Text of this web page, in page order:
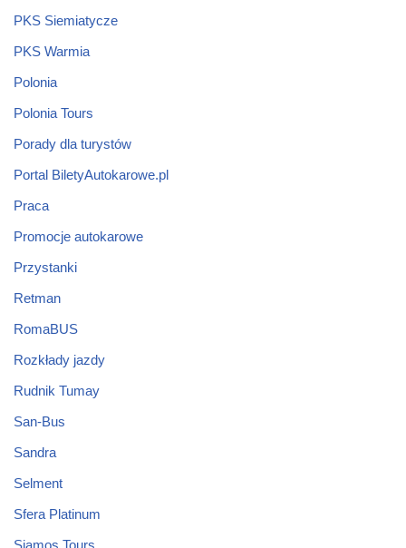
PKS Siemiatycze
PKS Warmia
Polonia
Polonia Tours
Porady dla turystów
Portal BiletyAutokarowe.pl
Praca
Promocje autokarowe
Przystanki
Retman
RomaBUS
Rozkłady jazdy
Rudnik Tumay
San-Bus
Sandra
Selment
Sfera Platinum